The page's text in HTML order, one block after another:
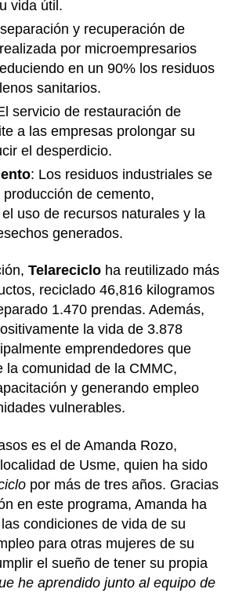
vida útil.
y recuperación de
por microempresarios
en un 90% los residuos
sanitarios.
servicio de restauración de
a las empresas prolongar su
el desperdicio.
: Los residuos industriales se
de cemento,
uso de recursos naturales y la
generados.
Telareciclo ha reutilizado más
reciclado 46,816 kilogramos
1.470 prendas. Además,
la vida de 3.878
emprendedores que
la comunidad de la CMMC,
y generando empleo
vulnerables.
es el de Amanda Rozo,
de Usme, quien ha sido
por más de tres años. Gracias
en este programa, Amanda ha
condiciones de vida de su
para otras mujeres de su
el sueño de tener su propia
he aprendido junto al equipo de